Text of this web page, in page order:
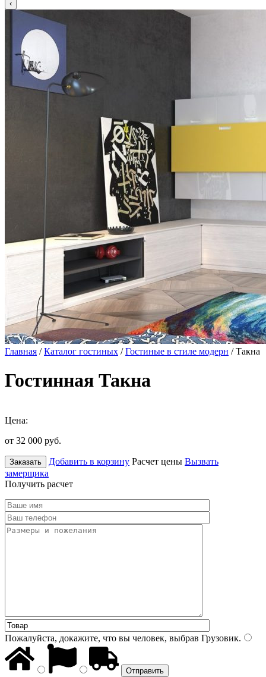
Главная /Каталог гостиных /Гостиные в стиле модерн / Такна
Гостинная Такна
Цена:
от 32 000 руб.
Заказать Добавить в корзину Расчет цены Вызвать
замерщика
Получить расчет
Пожалуйста, докажите, что вы человек, выбрав Грузовик.